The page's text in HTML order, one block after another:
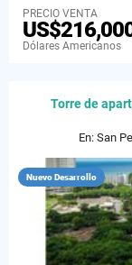
PRECIO VENTA
Dólares Americanos
Torre de
En: San
Nuevo Desarrollo